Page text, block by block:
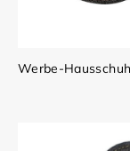
Werbe-